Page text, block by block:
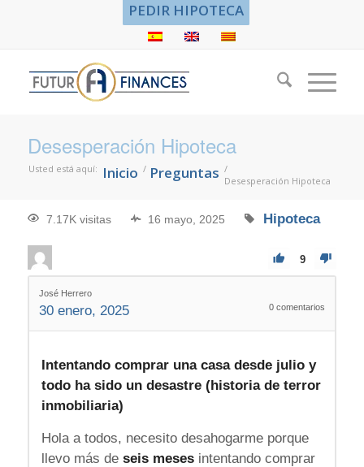
PEDIR HIPOTECA
Desesperación Hipoteca
Usted está aquí: Inicio / Preguntas /
Desesperación Hipoteca
7.17K visitas 16 mayo, 2025 Hipoteca
9
José Herrero
30 enero, 2025 0 comentarios
Intentando comprar una casa desde julio y
todo ha sido un desastre (historia de terror
inmobiliaria)
Hola a todos, necesito desahogarme porque
llevo más de seis mesesintentando comprar